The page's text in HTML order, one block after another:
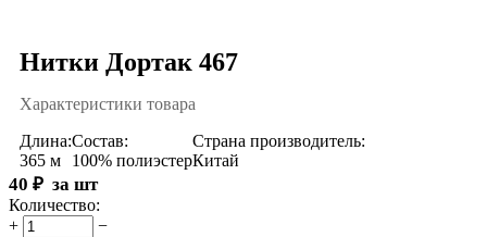
Нитки Дортак 467
Характеристики товара
Длина:
365 м
Состав:
100% полиэстер
Страна производитель:
Китай
40 ₽ за шт
Количество:
+
−